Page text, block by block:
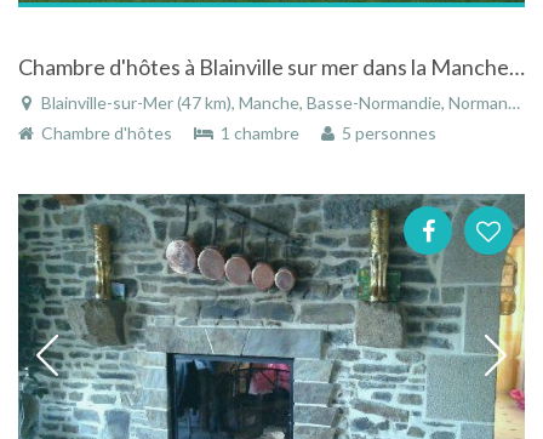
Chambre d'hôtes à Blainville sur mer dans la Manche en Basse Normandie
Blainville-sur-Mer (47 km), Manche, Basse-Normandie, Normandie, France
Chambre d'hôtes
1 chambre 5 personnes